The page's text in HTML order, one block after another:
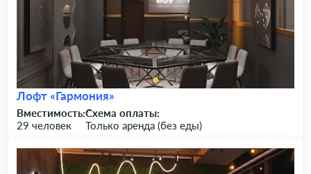
Лофт «Гармония»
Вместимость:
29 человек
Схема оплаты:
Только аренда (без еды)